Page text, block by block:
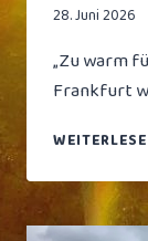
28. Juni 2026
„Zu warm
Frankfurt